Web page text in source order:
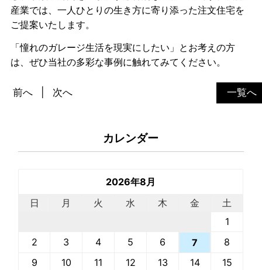
産業では、一人ひとりの生き方に寄り添った注文住宅を
ご提案いたします。
「憧れのガレージ生活を現実にしたい」とお考えの方
は、ぜひ当社の多彩な事例に触れてみてください。
一覧へ
前へ 次へ
カレンダー
2026年8月
日
月 火 水 木 金 土
1
2
3 4 5 6 7
8
9
10 11 12 13 14
15